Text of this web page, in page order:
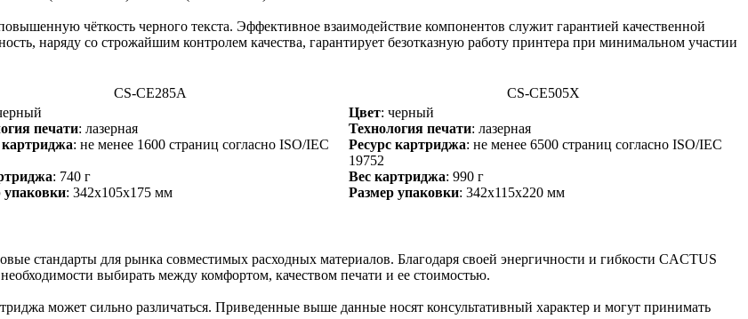
чёткость черного текста. Эффективное взаимодействие компонентов служит гарантией качественной
наряду со строжайшим контролем качества, гарантирует безотказную работу принтера при минимальном участии
CS-CE285A
CS-CE505X
печати: лазерная
картриджа: не менее 1600 страниц согласно ISO/IEC
: 740 г
упаковки: 342х105х175 мм
Цвет: черный
Технология печати: лазерная
Ресурс картриджа: не менее 6500 страниц согласно ISO/IEC
19752
Вес картриджа: 990 г
Размер упаковки: 342х115х220 мм
стандарты для рынка совместимых расходных материалов. Благодаря своей энергичности и гибкости CACTUS
выбирать между комфортом, качеством печати и ее стоимостью.
может сильно различаться. Приведенные выше данные носят консультативный характер и могут принимать